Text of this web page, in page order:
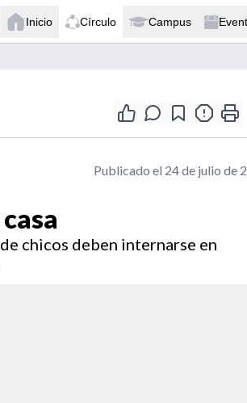
Inicio Círculo Campus
Publicado el 24 de julio de
chicos deben internarse en